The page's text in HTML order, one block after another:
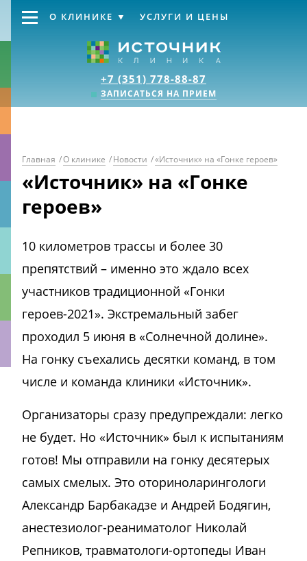
Клиника
+7 (351) 778-88-87
ЗАПИСАТЬСЯ НА ПРИЕМ
О КЛИНИКЕ УСЛУГИ И ЦЕНЫ
Главная /О клинике /Новости /«Источник» на «Гонке героев»
«Источник» на «Гонке
героев»
10 километров трассы и более 30
препятствий – именно это ждало всех
участников традиционной «Гонки
героев-2021». Экстремальный забег
проходил 5 июня в «Солнечной долине».
На гонку съехались десятки команд, в том
числе и команда клиники «Источник».
Организаторы сразу предупреждали: легко
не будет. Но «Источник» был к испытаниям
готов! Мы отправили на гонку десятерых
самых смелых. Это оториноларингологи
Александр Барбакадзе и Андрей Бодягин,
анестезиолог-реаниматолог Николай
Репников, травматологи-ортопеды Иван